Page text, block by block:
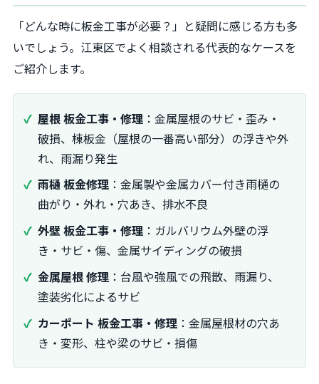
「どんな時に板金工事が必要？」と疑問に感じる方も多
いでしょう。江東区でよく相談される代表的なケースを
ご紹介します。
屋根 板金工事・修理 ：金属屋根のサビ・歪み・
破損、棟板金（屋根の一番高い部分）の浮きや外
れ、雨漏り発生
雨樋 板金修理 ：金属製や金属カバー付き雨樋の
曲がり・外れ・穴あき、排水不良
外壁 板金工事・修理 ：ガルバリウム外壁の浮
き・サビ・傷、金属サイディングの破損
金属屋根 修理 ：台風や強風での飛散、雨漏り、
塗装劣化によるサビ
カーポート 板金工事・修理 ：金属屋根材の穴あ
き・変形、柱や梁のサビ・損傷